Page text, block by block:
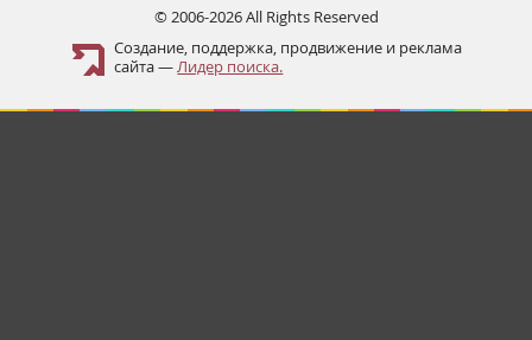
© 2006-2026 All Rights Reserved
Создание, поддержка, продвижение и реклама
сайта —Лидер поиска.